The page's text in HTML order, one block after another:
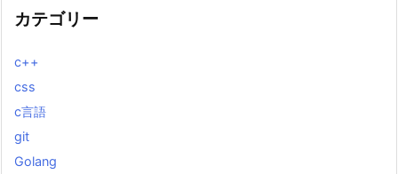
カテゴリー
c++
css
c言語
git
Golang